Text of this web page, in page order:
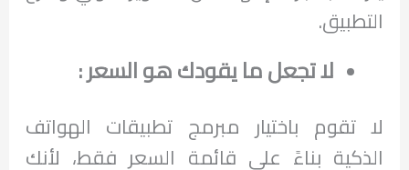
التطبيق.
لا تجعل ما يقودك هو السعر :
لا تقوم باختيار مبرمج تطبيقات الهواتف
الذكية بناءً على قائمة السعر فقط، لأنك